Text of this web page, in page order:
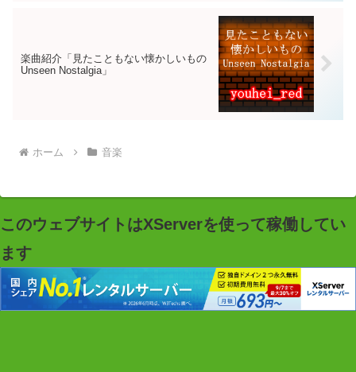
楽曲紹介「見たこともない懐かしいもの
Unseen Nostalgia」
ホーム 音楽
このウェブサイトはXServerを使って稼働してい
ます